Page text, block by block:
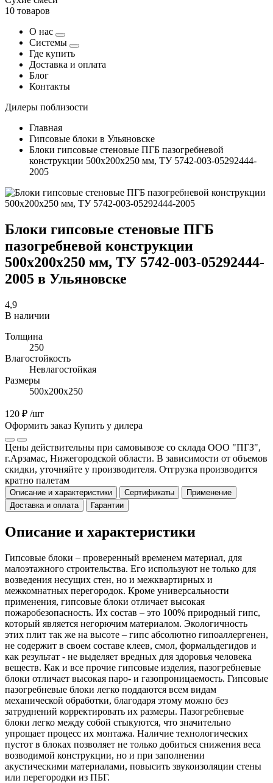
10 товаров
О нас
Системы
Где купить
Доставка и оплата
Блог
Контакты
Дилеры поблизости
Главная
Гипсовые блоки в Ульяновске
Блоки гипсовые стеновые ПГБ пазогребневой
конструкции 500х200х250 мм, ТУ 5742-003-05292444-
2005
Блоки гипсовые стеновые ПГБ
пазогребневой конструкции
500х200х250 мм, ТУ 5742-003-05292444-
2005 в Ульяновске
4,9
В наличии
Толщина
250
Влагостойкость
Невлагостойкая
Размеры
500х200х250
120 ₽ /шт
Оформить заказ Купить у дилера
Цены действительны при самовывозе со склада ООО "ПГЗ",
г.Арзамас, Нижегородской области. В зависимости от объемов
скидки, уточняйте у производителя. Отгрузка производится
кратно палетам
Описание и характеристики Сертификаты
Применение
Доставка и оплата
Гарантии
Описание и характеристики
Гипсовые блоки – проверенный временем материал, для
малоэтажного строительства. Его используют не только для
возведения несущих стен, но и межквартирных и
межкомнатных перегородок. Кроме универсальности
применения, гипсовые блоки отличает высокая
пожаробезопасность. Их состав – это 100% природный гипс,
который является негорючим материалом. Экологичность
этих плит так же на высоте – гипс абсолютно гипоаллергенен,
не содержит в своем составе клеев, смол, формальдегидов и
как результат - не выделяет вредных для здоровья человека
веществ. Как и все прочие гипсовые изделия, пазогребневые
блоки отличает высокая паро- и газопроницаемость. Гипсовые
пазогребневые блоки легко поддаются всем видам
механической обработки, благодаря этому можно без
затруднений корректировать их размеры. Пазогребневые
блоки легко между собой стыкуются, что значительно
упрощает процесс их монтажа. Наличие технологических
пустот в блоках позволяет не только добиться снижения веса
возводимой конструкции, но и при заполнении
акустическими материалами, повысить звукоизоляции стены
или перегородки из ПБГ.